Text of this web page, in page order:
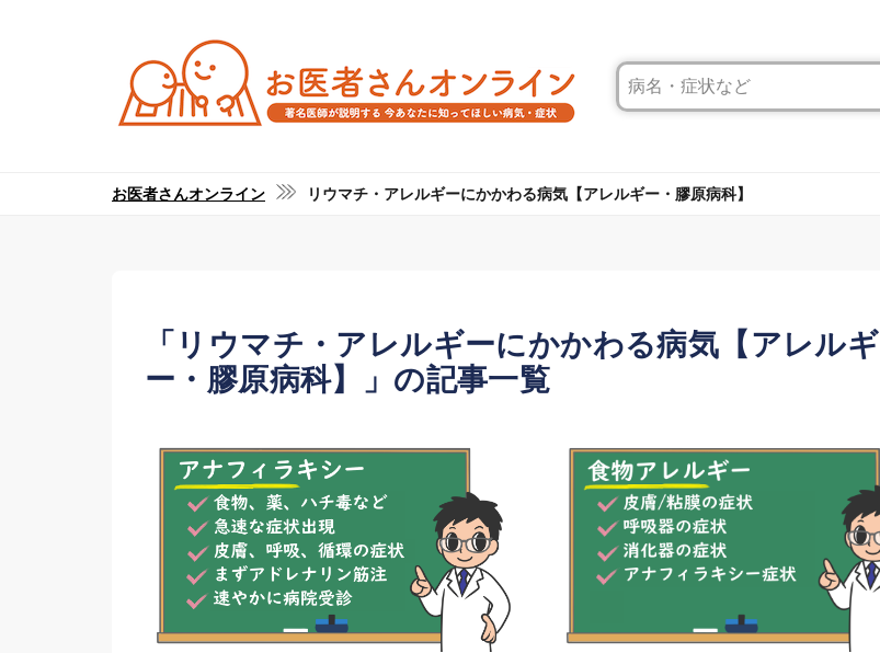
お医者さんオンライン リウマチ・アレルギーにかかわる病気【アレルギー・膠原病科】
「リウマチ・アレルギーにかかわる病気【アレルギ
ー・膠原病科】」の記事一覧